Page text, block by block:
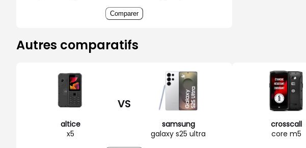
Comparer
Autres comparatifs
altice
x5
VS
samsung
galaxy s25 ultra
crosscall
core m5